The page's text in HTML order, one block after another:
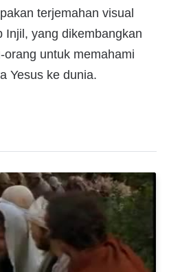
terjemahan visual
Injil, yang dikembangkan
untuk memahami
Yesus ke dunia.